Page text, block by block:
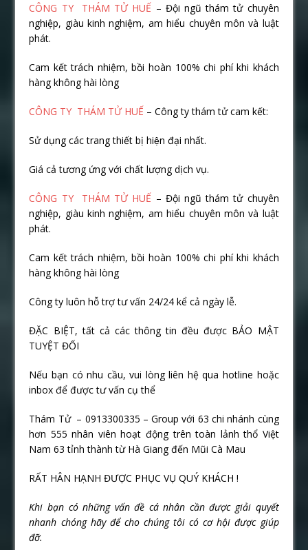
CÔNG TY THÁM TỬ HUẾ – Đội ngũ thám tử chuyên
nghiệp, giàu kinh nghiệm, am hiểu chuyên môn và luật
phát.
Cam kết trách nhiệm, bồi hoàn 100% chi phí khi khách
hàng không hài lòng
CÔNG TY THÁM TỬ HUẾ – Công ty thám tử cam kết:
Sử dụng các trang thiết bị hiện đại nhất.
Giá cả tương ứng với chất lượng dịch vụ.
CÔNG TY THÁM TỬ HUẾ – Đội ngũ thám tử chuyên
nghiệp, giàu kinh nghiệm, am hiểu chuyên môn và luật
phát.
Cam kết trách nhiệm, bồi hoàn 100% chi phí khi khách
hàng không hài lòng
Công ty luôn hỗ trợ tư vấn 24/24 kể cả ngày lễ.
ĐẶC BIỆT, tất cả các thông tin đều được BẢO MẬT
TUYỆT ĐỐI
Nếu bạn có nhu cầu, vui lòng liên hệ qua hotline hoặc
inbox để được tư vấn cụ thể
Thám Tử – 0913300335 – Group với 63 chi nhánh cùng
hơn 555 nhân viên hoạt động trên toàn lảnh thổ Việt
Nam 63 tỉnh thành từ Hà Giang đến Mũi Cà Mau
RẤT HÂN HẠNH ĐƯỢC PHỤC VỤ QUÝ KHÁCH !
Khi bạn có những vấn đề cá nhân cần được giải quyết
nhanh chóng hãy để cho chúng tôi có cơ hội được giúp
đỡ.